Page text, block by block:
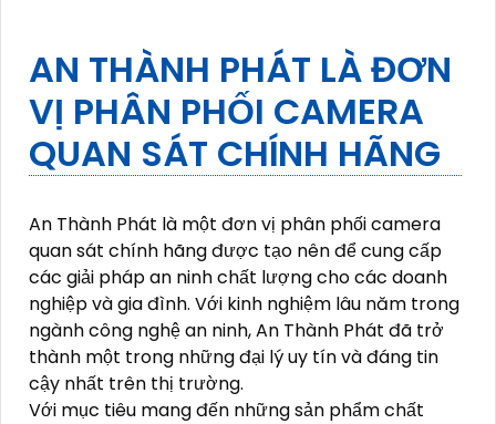
AN THÀNH PHÁT LÀ ĐƠN
VỊ PHÂN PHỐI CAMERA
QUAN SÁT CHÍNH HÃNG
An Thành Phát là một đơn vị phân phối camera
quan sát chính hãng được tạo nên để cung cấp
các giải pháp an ninh chất lượng cho các doanh
nghiệp và gia đình. Với kinh nghiệm lâu năm trong
ngành công nghệ an ninh, An Thành Phát đã trở
thành một trong những đại lý uy tín và đáng tin
cậy nhất trên thị trường.
Với mục tiêu mang đến những sản phẩm chất